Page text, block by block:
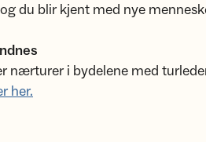
du blir kjent med nye
nærturer i bydelene med
her.